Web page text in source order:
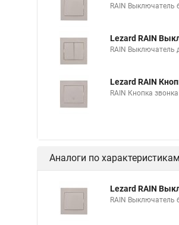
RAIN
Lezard RAIN
RAIN
Lezard RAIN
RAIN Кнопка
Аналоги по характеристикам
Lezard RAIN
RAIN